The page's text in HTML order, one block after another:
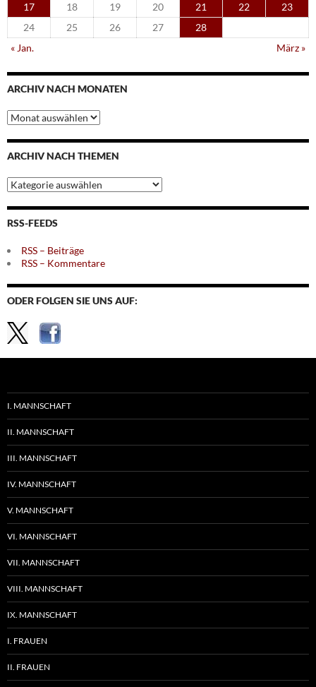
17 18 19 20 21 22
23
24
25 26 27
28
« Jan.
März »
ARCHIV NACH MONATEN
Archiv
nach
Monaten
ARCHIV NACH THEMEN
Archiv
nach
Themen
RSS-FEEDS
RSS – Beiträge
RSS – Kommentare
ODER FOLGEN SIE UNS AUF:
I. MANNSCHAFT
II. MANNSCHAFT
III. MANNSCHAFT
IV. MANNSCHAFT
V. MANNSCHAFT
VI. MANNSCHAFT
VII. MANNSCHAFT
VIII. MANNSCHAFT
IX. MANNSCHAFT
I. FRAUEN
II. FRAUEN